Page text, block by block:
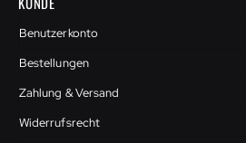
Benutzerkonto
Bestellungen
Zahlung & Versand
Widerrufsrecht